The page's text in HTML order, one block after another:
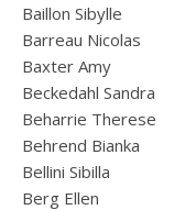
Baillon Sibylle
Barreau Nicolas
Baxter Amy
Beckedahl Sandra
Beharrie Therese
Behrend Bianka
Bellini Sibilla
Berg Ellen